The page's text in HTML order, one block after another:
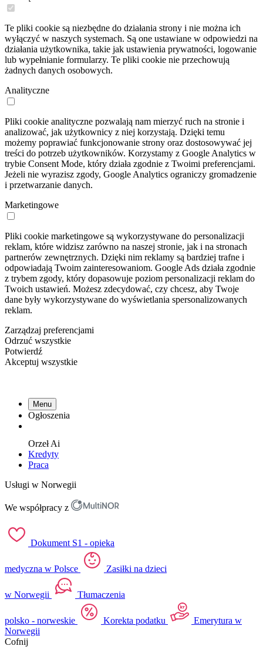
Te pliki cookie są niezbędne do działania strony i nie można ich
wyłączyć w naszych systemach. Są one ustawiane w odpowiedzi na
działania użytkownika, takie jak ustawienia prywatności, logowanie
lub wypełnianie formularzy. Te pliki cookie nie przechowują
żadnych danych osobowych.
Analityczne
Pliki cookie analityczne pozwalają nam mierzyć ruch na stronie i
analizować, jak użytkownicy z niej korzystają. Dzięki temu
możemy poprawiać funkcjonowanie strony oraz dostosowywać jej
treści do potrzeb użytkowników. Korzystamy z Google Analytics w
trybie Consent Mode, który działa zgodnie z Twoimi preferencjami.
Jeżeli nie wyrazisz zgody, Google Analytics ograniczy gromadzenie
i przetwarzanie danych.
Marketingowe
Pliki cookie marketingowe są wykorzystywane do personalizacji
reklam, które widzisz zarówno na naszej stronie, jak i na stronach
partnerów zewnętrznych. Dzięki nim reklamy są bardziej trafne i
odpowiadają Twoim zainteresowaniom. Google Ads działa zgodnie
z trybem zgody, który dopasowuje poziom personalizacji reklam do
Twoich ustawień. Możesz zdecydować, czy chcesz, aby Twoje
dane były wykorzystywane do wyświetlania spersonalizowanych
reklam.
Zarządzaj preferencjami
Odrzuć wszystkie
Potwierdź
Akceptuj wszystkie
Menu
Ogłoszenia
OrzełAi
Kredyty
Praca
Usługi w Norwegii
We współpracy z
Dokument S1 - opieka
medyczna w Polsce Zasiłki na dzieci
w Norwegii Tłumaczenia
polsko - norweskie Korekta podatku
Emerytura w
Norwegii
Cofnij